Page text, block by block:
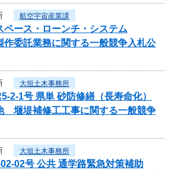
航空宇宙産業課
ペース・ローンチ・システム
作委託業務に関する一般競争入札公
大垣土木事務所
2-1号 県単 砂防修繕（長寿命化）
堰堤補修工工事に関する一般競争
大垣土木事務所
02号 公共 通学路緊急対策補助